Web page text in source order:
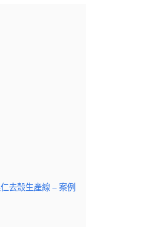
去殼生產線 – 案例